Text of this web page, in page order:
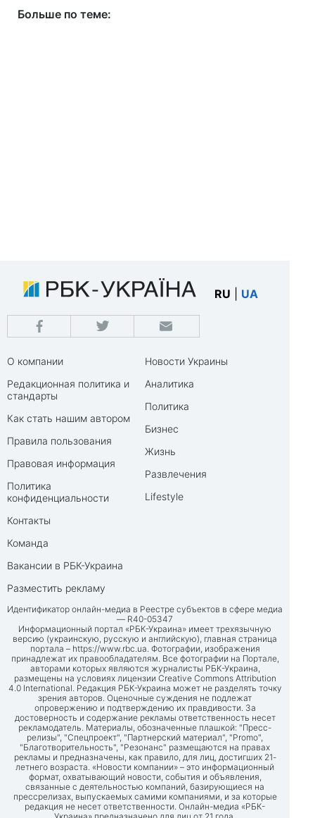
Больше по теме:
RU UA
О компании
Редакционная политика и
стандарты
Как стать нашим автором
Правила пользования
Правовая информация
Политика
конфиденциальности
Контакты
Команда
Вакансии в РБК-Украина
Разместить рекламу
Новости Украины
Аналитика
Политика
Бизнес
Жизнь
Развлечения
Lifestyle
Идентификатор онлайн-медиа в Реестре субъектов в сфере медиа
— R40-05347
Информационный портал «РБК-Украина» имеет трехязычную
версию (украинскую, русскую и английскую), главная страница
портала – https://www.rbc.ua. Фотографии, изображения
принадлежат их правообладателям. Все фотографии на Портале,
авторами которых являются журналисты РБК-Украина,
размещены на условиях лицензии Creative Commons Attribution
4.0 International. Редакция РБК-Украина может не разделять точку
зрения авторов. Оценочные суждения не подлежат
опровержению и подтверждению их правдивости. За
достоверность и содержание рекламы ответственность несет
рекламодатель. Материалы, обозначенные плашкой: "Пресс-
релизы", "Спецпроект", "Партнерский материал", "Promo",
"Благотворительность", "Резонанс" размещаются на правах
рекламы и предназначены, как правило, для лиц, достигших 21-
летнего возраста. «Новости компании» – это информационный
формат, охватывающий новости, события и объявления,
связанные с деятельностью компаний, базирующиеся на
прессрелизах, выпускаемых самими компаниями, и за которые
редакция не несет ответственности. Онлайн-медиа «РБК-